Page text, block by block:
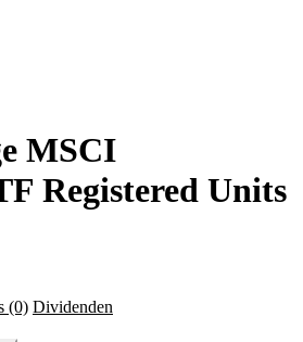
MSCI
Registered Units
(0) Dividenden